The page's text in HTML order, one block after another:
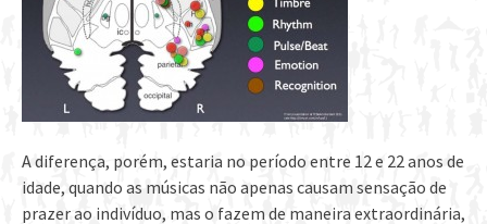
A diferença, porém, estaria no período entre 12 e 22 anos de
idade, quando as músicas não apenas causam sensação de
prazer ao indivíduo, mas o fazem de maneira extraordinária,